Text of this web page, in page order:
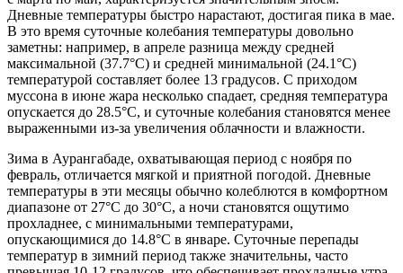
Дневные температуры быстро нарастают, достигая пика в мае.
В это время суточные колебания температуры довольно
заметны: например, в апреле разница между средней
максимальной (37.7°C) и средней минимальной (24.1°C)
температурой составляет более 13 градусов. С приходом
муссона в июне жара несколько спадает, средняя температура
опускается до 28.5°C, и суточные колебания становятся менее
выраженными из-за увеличения облачности и влажности.
Зима в Аурангабаде, охватывающая период с ноября по
февраль, отличается мягкой и приятной погодой. Дневные
температуры в эти месяцы обычно колеблются в комфортном
диапазоне от 27°C до 30°C, а ночи становятся ощутимо
прохладнее, с минимальными температурами,
опускающимися до 14.8°C в январе. Суточные перепады
температур в зимний период также значительны, часто